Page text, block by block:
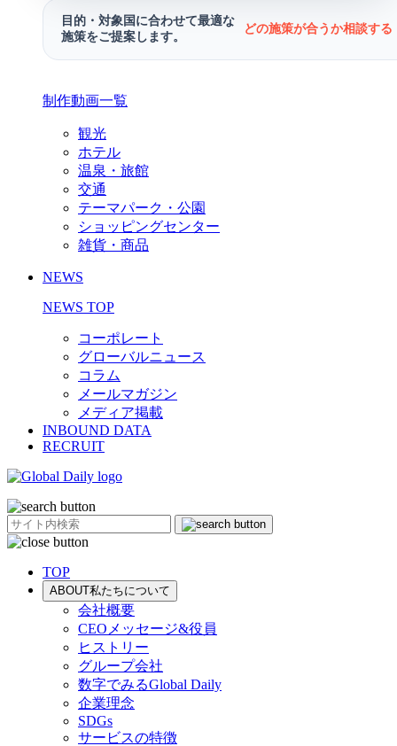
目的・対象国に合わせて最適な
施策をご提案します。
どの施策が合うか相談す
制作動画一覧
観光
ホテル
温泉・旅館
交通
テーマパーク・公園
ショッピングセンター
雑貨・商品
NEWS
NEWS TOP
コーポレート
グローバルニュース
コラム
メールマガジン
メディア掲載
INBOUND DATA
RECRUIT
TOP
ABOUT私たちについて
会社概要
CEOメッセージ&役員
ヒストリー
グループ会社
数字でみるGlobal Daily
企業理念
SDGs
サービスの特徴